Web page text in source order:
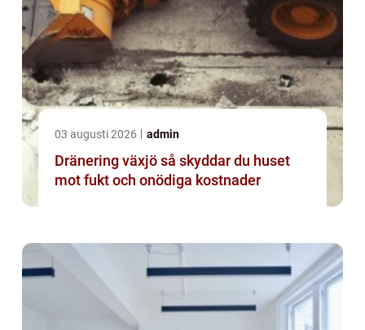
03 augusti 2026 admin
Dränering växjö så skyddar du huset
mot fukt och onödiga kostnader